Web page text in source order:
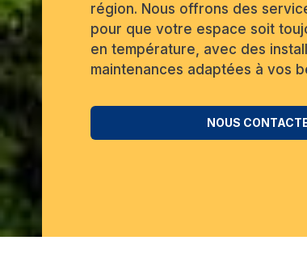
région. Nous offrons des
pour que votre espace soit
en température, avec des
maintenances adaptées à vos
NOUS